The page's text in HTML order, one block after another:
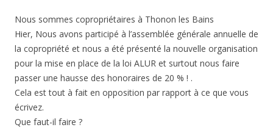
Nous sommes copropriétaires à Thonon les Bains
Hier, Nous avons participé à l’assemblée générale annuelle de
la copropriété et nous a été présenté la nouvelle organisation
pour la mise en place de la loi ALUR et surtout nous faire
passer une hausse des honoraires de 20 % ! .
Cela est tout à fait en opposition par rapport à ce que vous
écrivez.
Que faut-il faire ?